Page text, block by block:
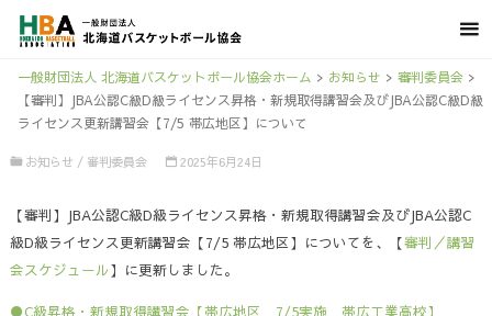
一般財団法人 北海道バスケットボール協会ホーム > お知らせ > 審判委員会>
【審判】JBA公認C級D級ライセンス昇格・新規取得講習会及びJBA公認C級D級
ライセンス更新講習会【7/5 帯広地区】について
お知らせ / 審判委員会 2025年6月24日
【審判】JBA公認C級D級ライセンス昇格・新規取得講習会及びJBA公認C
級D級ライセンス更新講習会【7/5 帯広地区】についてを、【審判／講習
会スケジュール】に更新しました。
●C級昇格・新規取得講習会【帯広地区 7/5実施 帯広工業高校】